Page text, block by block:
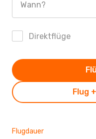
Wann?
Direktflüge
Flug
Flugdauer